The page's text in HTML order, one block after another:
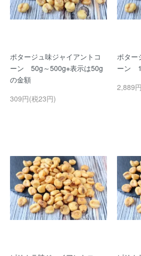
ポタージュ味ジャイアントコ
ーン 50g～500g※表示は50g
の金額
309円(税23円)
ポター
ーン
2,889